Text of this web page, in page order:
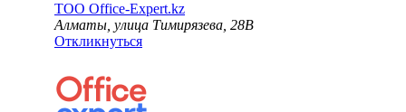
ТОО Office-Expert.kz
Алматы, улица Тимирязева, 28В
Откликнуться